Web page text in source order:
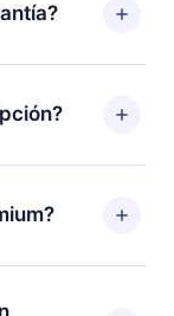
a
razón no
simplemente
Recibirás
del próximo
después de
acceso a
títulos